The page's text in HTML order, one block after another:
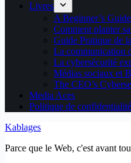
Livres
A Beginner’s
Comment planter
Guide Pratique de
La communication
La cybersécurité
Médias sociaux et
The CEO’s
Media Aces
Politique de confidentialité
Kablages
Parce que le Web, c'est avant